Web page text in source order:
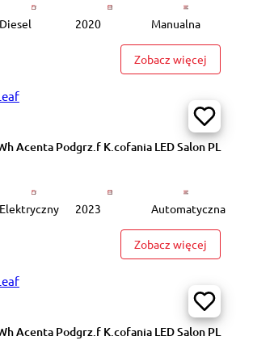
Diesel 2020 Manualna
Zobacz więcej
Acenta Podgrz.f K.cofania LED Salon PL
Elektryczny 2023 Automatyczna
Zobacz więcej
Acenta Podgrz.f K.cofania LED Salon PL